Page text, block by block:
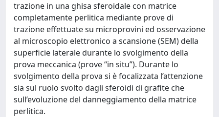
trazione in una ghisa sferoidale con matrice
completamente perlitica mediante prove di
trazione effettuate su microprovini ed osservazione
al microscopio elettronico a scansione (SEM) della
superficie laterale durante lo svolgimento della
prova meccanica (prove “in situ”). Durante lo
svolgimento della prova si è focalizzata l’attenzione
sia sul ruolo svolto dagli sferoidi di grafite che
sull’evoluzione del danneggiamento della matrice
perlitica.